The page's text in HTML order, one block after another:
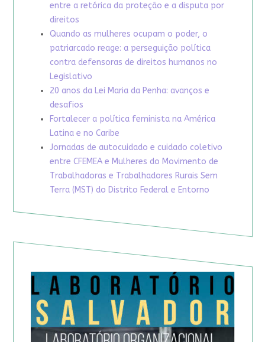
entre a retórica da proteção e a disputa por
direitos
Quando as mulheres ocupam o poder, o
patriarcado reage: a perseguição política
contra defensoras de direitos humanos no
Legislativo
20 anos da Lei Maria da Penha: avanços e
desafios
Fortalecer a política feminista na América
Latina e no Caribe
Jornadas de autocuidado e cuidado coletivo
entre CFEMEA e Mulheres do Movimento de
Trabalhadoras e Trabalhadores Rurais Sem
Terra (MST) do Distrito Federal e Entorno